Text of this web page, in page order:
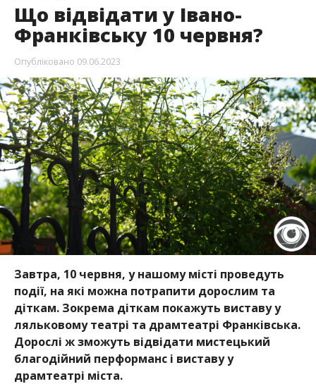
Що відвідати у Івано-
Франківську 10 червня?
Опубліковано 09.06.2023
Завтра, 10 червня, у нашому місті проведуть
події, на які можна потрапити дорослим та
діткам. Зокрема діткам покажуть виставу у
ляльковому театрі та драмтеатрі Франківська.
Дорослі ж зможуть відвідати мистецький
благодійний перформанс і виставу у
драмтеатрі міста.